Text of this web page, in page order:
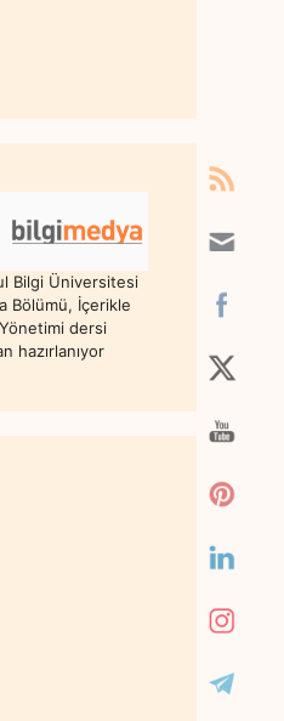
Bilgi Üniversitesi
Bölümü, İçerikle
dersi
hazırlanıyor